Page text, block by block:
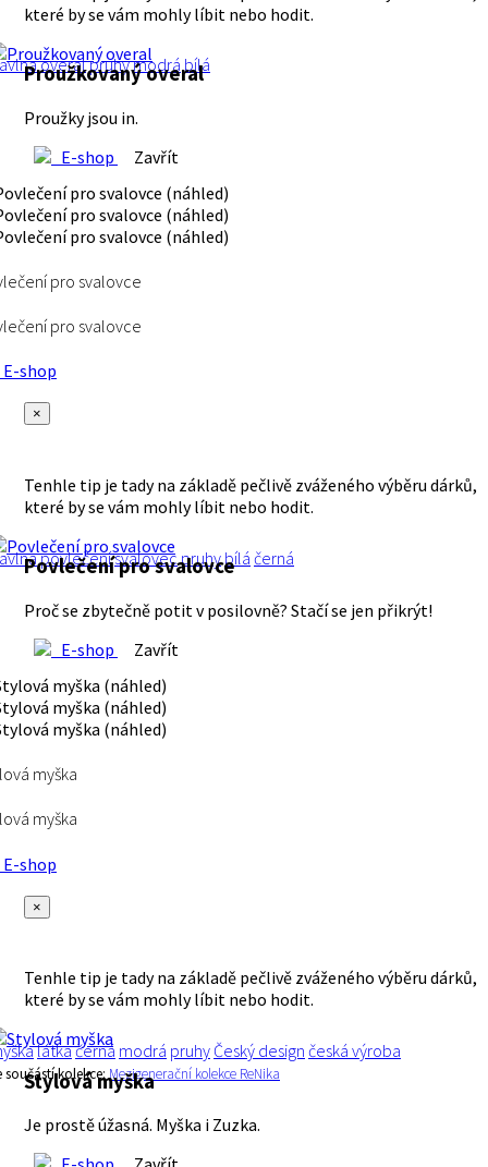
které by se vám mohly líbit nebo hodit.
overalpruhymodrá bílá
Proužkovaný overal
Proužky jsou in.
E-shop
Zavřít
pro svalovce
pro svalovce
shop
×
Tenhle tip je tady na základě pečlivě zváženého výběru dárků,
které by se vám mohly líbit nebo hodit.
povlečenísvalovec pruhy bílá černá
Povlečení pro svalovce
Proč se zbytečně potit v posilovně? Stačí se jen přikrýt!
E-shop
Zavřít
myška
myška
shop
×
Tenhle tip je tady na základě pečlivě zváženého výběru dárků,
které by se vám mohly líbit nebo hodit.
látkačerná modrá pruhyČeský design česká výroba
součástí kolekce:Mezigenerační kolekce ReNika
Stylová myška
Je prostě úžasná. Myška i Zuzka.